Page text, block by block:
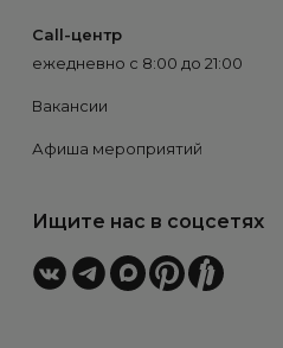
Call-центр
ежедневно с 8:00 до 21:00
Вакансии
Афиша мероприятий
Ищите нас в соцсетях